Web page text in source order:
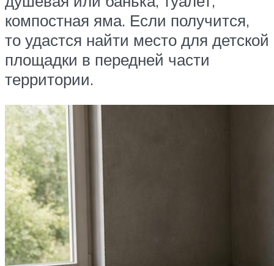
компостная яма. Если получится,
то удастся найти место для детской
площадки в передней части
территории.